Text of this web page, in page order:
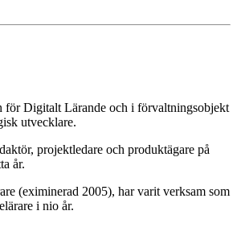
för Digitalt Lärande och i förvaltningsobjekt
utvecklare.
projektledare och produktägare på
år.
(eximinerad 2005), har varit verksam som
i nio år.